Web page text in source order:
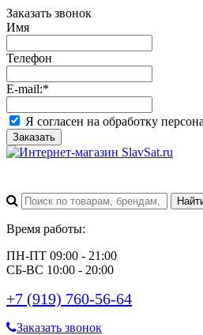
Заказать звонок
Имя
Телефон
E-mail:*
Я согласен на обработку
Заказать
Время работы:
ПН-ПТ 09:00 - 21:00
СБ-ВС 10:00 - 20:00
+7 (919) 760-56-64
Заказать звонок